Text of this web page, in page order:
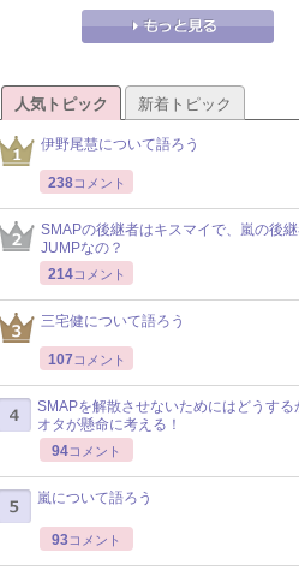
人気トピック 新着トピック
伊野尾慧について語ろう
238コメント
SMAPの後継者はキスマイで、嵐の後
JUMPなの？
214コメント
三宅健について語ろう
107 コメント
SMAPを解散させないためにはどうする
オタが懸命に考える！
94コメント
嵐について語ろう
93コメント